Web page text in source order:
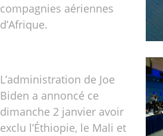
compagnies aériennes
d’Afrique.
L’administration de Joe
Biden a annoncé ce
dimanche 2 janvier avoir
exclu l’Éthiopie, le Mali et